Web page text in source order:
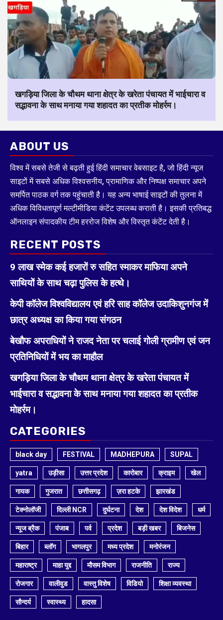
खगड़िया जिला के चौथम थाना क्षेत्र के खरेता पंचायत में भाईचारा व
सद्भावना के साथ मनाया गया शहादत का प्रतीक मोहर्रम।
ABOUT US
विश्व में सबसे तेजी से बढ़ती हुई हिंदी समाचार वेबसाइट है, जो हिंदी न्यूज
साइटों में सबसे अधिक विश्वसनीय, प्रामाणिक और निष्पक्ष समाचार अपने
समर्पित पाठक वर्ग तक पहुंचाती है। यह अन्य भाषाई साइटों की तुलना में
अधिक विविधतापूर्ण मल्टीमीडिया कंटेंट उपलब्ध कराती है। इसकी प्रतिबद्ध
ऑनलाइन संपादकीय टीम हररोज विशेष और विस्तृत कंटेंट देती है।
RECENT POSTS
9 लाख स्मेक कई हजारों रु सहित स्माकर माफिया अपने
साथियों के साथ चढ़ा पुलिस के हत्थे।
केपी कॉलेज विश्वविद्यालय एवं हरि साह कॉलेज उदाकिशुनगंज में
छात्र अध्यक्ष का किया गया संगठन
बेखौफ अपराधियों ने राजद नेता पर चलाई गोली ग्रामीण एवं जन
प्रतिनिधियों में भय का माहौल
खगड़िया जिला के चौथम थाना क्षेत्र के खरेता पंचायत में
भाईचारा व सद्भावना के साथ मनाया गया शहादत का प्रतीक
मोहर्रम।
CATEGORIES
black day FESTIVAL MADHEPURA SUPAL
yatra उड़ीसा उत्तर प्रदेश कारोबार क्राइम खेल
गायक गुजरात छत्तीसगढ़ ज़रा हटके झारखंड
टेक्नोलॉजी दिल्ली NCR दुर्घटना देश देश विदेश धर्म
न्यूज ब्रैक पंजाब पर्व प्रदेश बड़ी खबर बिजनेस
बिहार ब्लॉग भागलपुर मध्य प्रदेश मनोरंजन
महाराष्ट्र माहा युद्द मौसम विभाग राजनीति राज्य
रोजगार वालीवुड वास्तु विशेष विडियो शिक्षा व्यवस्था
सौन्दर्य स्वास्थ्य हादसा